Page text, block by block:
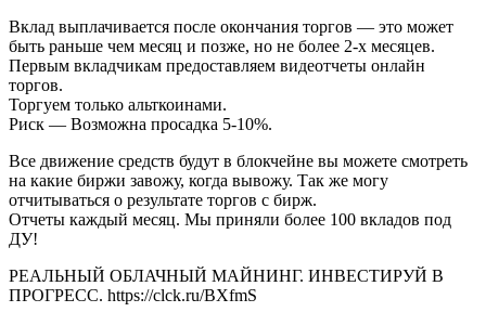
Вклад выплачивается после окончания торгов — это может
быть раньше чем месяц и позже, но не более 2-х месяцев.
Первым вкладчикам предоставляем видеотчеты онлайн
торгов.
Торгуем только альткоинами.
Риск — Возможна просадка 5-10%.
Все движение средств будут в блокчейне вы можете смотреть
на какие биржи завожу, когда вывожу. Так же могу
отчитываться о результате торгов с бирж.
Отчеты каждый месяц. Мы приняли более 100 вкладов под
ДУ!
РЕАЛЬНЫЙ ОБЛАЧНЫЙ МАЙНИНГ. ИНВЕСТИРУЙ В
ПРОГРЕСС. https://clck.ru/BXfmS